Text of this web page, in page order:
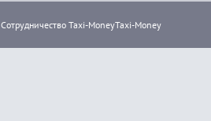
Сотрудничество Taxi-MoneyTaxi-Money